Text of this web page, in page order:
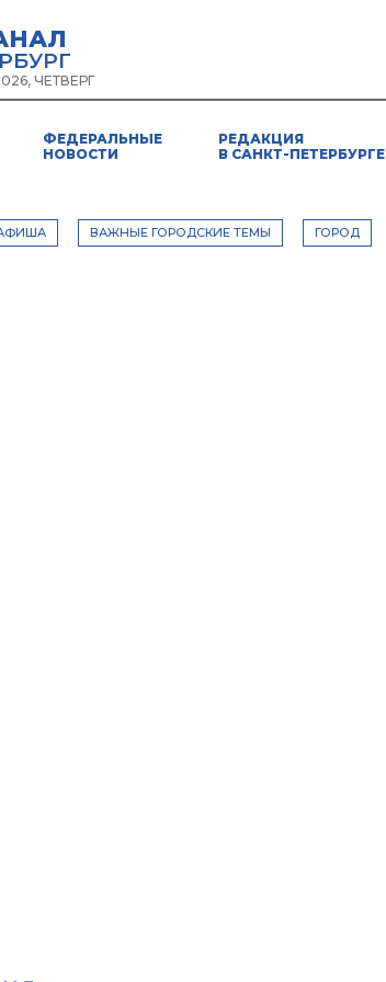
ЧЕТВЕРГ
ФЕДЕРАЛЬНЫЕ
НОВОСТИ
РЕДАКЦИЯ
В САНКТ-ПЕТЕРБУРГЕ
ВАЖНЫЕ ГОРОДСКИЕ ТЕМЫ ГОРОД